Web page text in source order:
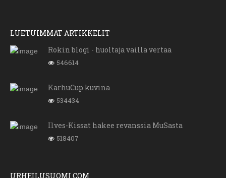
LUETUIMMAT ARTIKKELIT
Rokin blogi - huoltaja vailla vertaa
546614
KarhuCup kuvina
534434
Ilves-Kissat hakee revanssia MuSasta
518407
URHEILUSUOMI.COM